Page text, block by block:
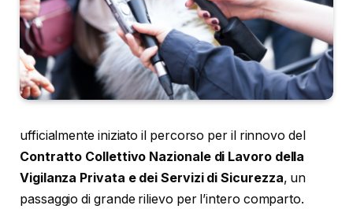
ufficialmente iniziato il percorso per il rinnovo del
Contratto Collettivo Nazionale di Lavoro della
Vigilanza Privata e dei Servizi di Sicurezza, un
passaggio di grande rilievo per l’intero comparto.